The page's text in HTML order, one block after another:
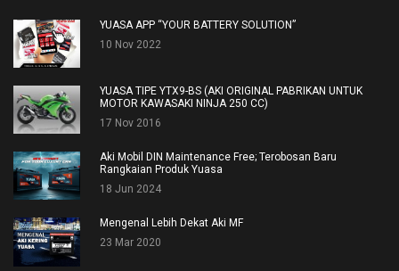
YUASA APP “YOUR BATTERY SOLUTION”
10 Nov 2022
YUASA TIPE YTX9-BS (AKI ORIGINAL PABRIKAN UNTUK
MOTOR KAWASAKI NINJA 250 CC)
17 Nov 2016
Aki Mobil DIN Maintenance Free; Terobosan Baru
Rangkaian Produk Yuasa
18 Jun 2024
Mengenal Lebih Dekat Aki MF
23 Mar 2020